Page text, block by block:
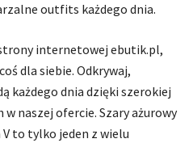
outfits każdego dnia.
internetowej ebutik.pl,
dla siebie. Odkrywaj,
każdego dnia dzięki szerokiej
naszej ofercie. Szary ażurowy
to tylko jeden z wielu